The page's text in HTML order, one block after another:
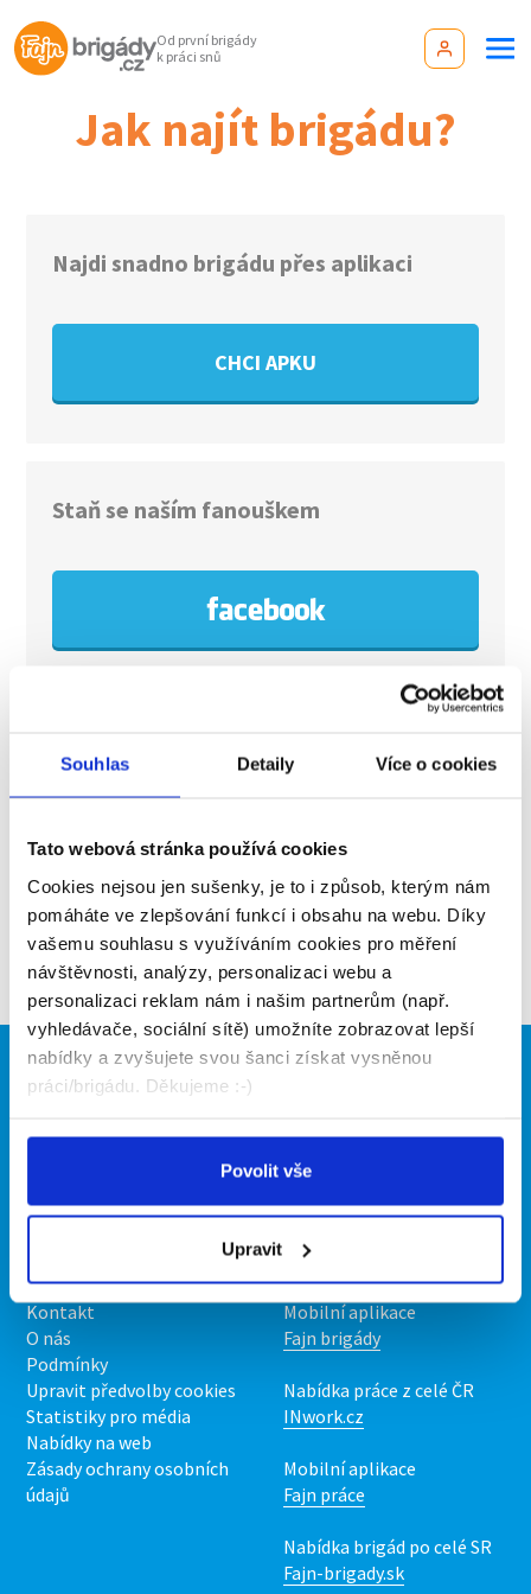
Souhlas Detaily Více o cookies
Tato webová stránka používá cookies
Cookies nejsou jen sušenky, je to i způsob, kterým nám
pomáháte ve zlepšování funkcí i obsahu na webu. Díky
vašemu souhlasu s využíváním cookies pro měření
návštěvnosti, analýzy, personalizaci webu a
personalizaci reklam nám i našim partnerům (např.
vyhledávače, sociální sítě) umožníte zobrazovat lepší
nabídky a zvyšujete svou šanci získat vysněnou
práci/brigádu. Děkujeme :-)
Povolit vše
Upravit
Od první brigády
k práci snů
Jak najít brigádu?
Najdi snadno brigádu přes aplikaci
CHCI APKU
Staň se naším fanouškem
Vzdělávej se
ČLÁNKY
časté dotazy >>
Brigádníci
Propagace
Kontakt
O nás
Podmínky
Upravit předvolby cookies
Statistiky pro média
Nabídky na web
Zásady ochrany osobních
údajů
Naše další projekty
Mobilní aplikace
Fajn brigády
Nabídka práce z celé ČR
INwork.cz
Mobilní aplikace
Fajn práce
Nabídka brigád po celé SR
Fajn-brigady.sk